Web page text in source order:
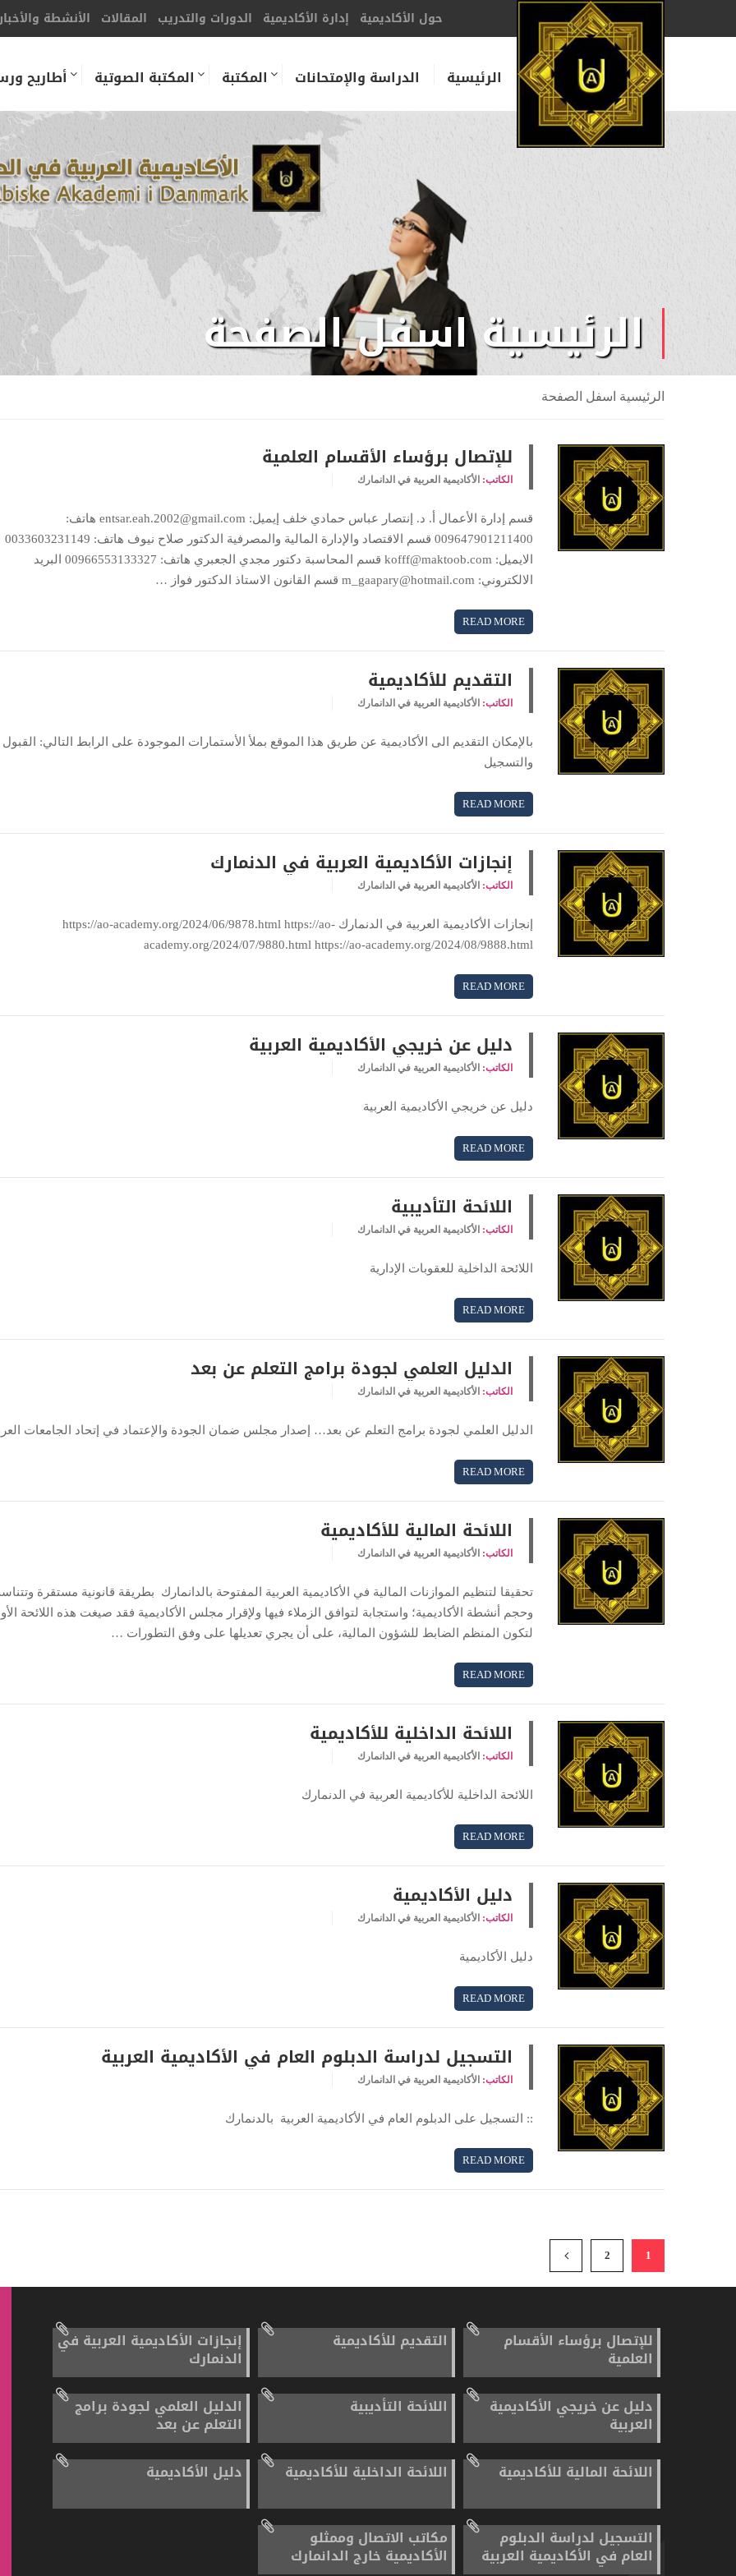
حول الأكاديمية إدارة الأكاديمية الدورات والتدريب المقالات الأنشطة
الرئيسية الدراسة والإمتحانات المكتبة المكتبة الصوتية أطاريح
الرئيسية اسفل الصفحة
الرئيسية اسفل الصفحة
للإتصال برؤساء الأقسام العلمية
الكاتب: الأكاديمية العربية في الدانمارك
قسم إدارة الأعمال أ. د. إنتصار عباس حمادي خلف إيميل: entsar.eah.2002@gmail.com هاتف:
009647901211400 قسم الاقتصاد والإدارة المالية والمصرفية الدكتور صلاح نيوف هاتف: 0033603231149
الايميل: kofff@maktoob.com قسم المحاسبة دكتور مجدي الجعبري هاتف: 00966553133327 البريد
الالكتروني: m_gaapary@hotmail.com قسم القانون الاستاذ الدكتور فواز …
READ MORE
التقديم للأكاديمية
الكاتب: الأكاديمية العربية في الدانمارك
بالإمكان التقديم الى الأكاديمية عن طريق هذا الموقع بملأ الأستمارات الموجودة على الرابط التالي: القبول
والتسجيل
READ MORE
إنجازات الأكاديمية العربية في الدنمارك
الكاتب: الأكاديمية العربية في الدانمارك
إنجازات الأكاديمية العربية في الدنمارك https://ao-academy.org/2024/06/9878.html https://ao-
academy.org/2024/07/9880.html https://ao-academy.org/2024/08/9888.html
READ MORE
دليل عن خريجي الأكاديمية العربية
الكاتب: الأكاديمية العربية في الدانمارك
دليل عن خريجي الأكاديمية العربية
READ MORE
اللائحة التأديبية
الكاتب: الأكاديمية العربية في الدانمارك
اللائحة الداخلية للعقوبات الإدارية
READ MORE
الدليل العلمي لجودة برامج التعلم عن بعد
الكاتب: الأكاديمية العربية في الدانمارك
الدليل العلمي لجودة برامج التعلم عن بعد… إصدار مجلس ضمان الجودة والإعتماد في إتحاد الجامعات
READ MORE
اللائحة المالية للأكاديمية
الكاتب: الأكاديمية العربية في الدانمارك
تحقيقا لتنظيم الموازنات المالية في الأكاديمية العربية المفتوحة بالدانمارك بطريقة قانونية مستقرة
وحجم أنشطة الأكاديمية؛ واستجابة لتوافق الزملاء فيها ولإقرار مجلس الأكاديمية فقد صيغت هذه اللائحة
لتكون المنظم الضابط للشؤون المالية، على أن يجري تعديلها على وفق التطورات …
READ MORE
اللائحة الداخلية للأكاديمية
الكاتب: الأكاديمية العربية في الدانمارك
اللائحة الداخلية للأكاديمية العربية في الدنمارك
READ MORE
دليل الأكاديمية
الكاتب: الأكاديمية العربية في الدانمارك
دليل الأكاديمية
READ MORE
التسجيل لدراسة الدبلوم العام في الأكاديمية العربية
الكاتب: الأكاديمية العربية في الدانمارك
:: التسجيل على الدبلوم العام في الأكاديمية العربية بالدنمارك
READ MORE
1
2
للإتصال برؤساء الأقسام
العلمية
التقديم للأكاديمية إنجازات الأكاديمية العربية في
الدنمارك
دليل عن خريجي الأكاديمية
العربية
اللائحة التأديبية الدليل العلمي لجودة برامج
التعلم عن بعد
اللائحة المالية للأكاديمية
اللائحة الداخلية للأكاديمية دليل الأكاديمية
التسجيل لدراسة الدبلوم
العام في الأكاديمية العربية
مكاتب الاتصال وممثلو
الأكاديمية خارج الدانمارك